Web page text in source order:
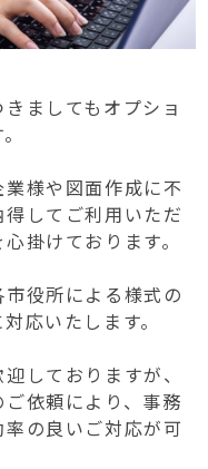
ましてもオプショ
様や図面作成に不
してご利用いただ
掛けております。
役所による様式の
応いたします。
しておりますが、
依頼により、事務
の良いご対応が可